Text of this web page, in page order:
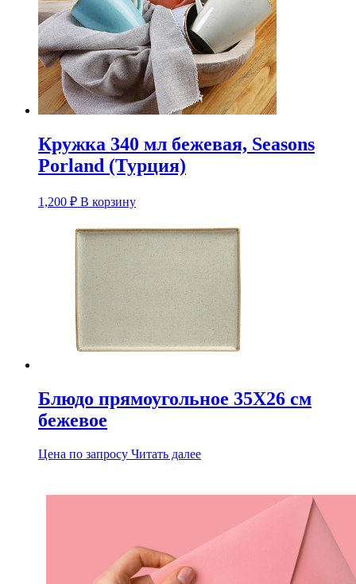
Кружка 340 мл бежевая, Seasons
Porland (Турция)
1,200 ₽ В корзину
Блюдо прямоугольное 35X26 см
бежевое
Цена по запросу Читать далее